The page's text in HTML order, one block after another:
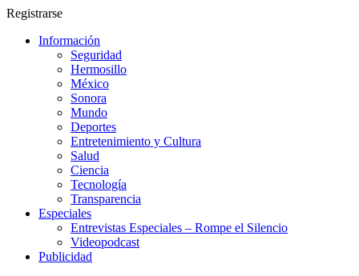
Registrarse
Información
Seguridad
Hermosillo
México
Sonora
Mundo
Deportes
Entretenimiento y Cultura
Salud
Ciencia
Tecnología
Transparencia
Especiales
Entrevistas Especiales – Rompe el Silencio
Videopodcast
Publicidad